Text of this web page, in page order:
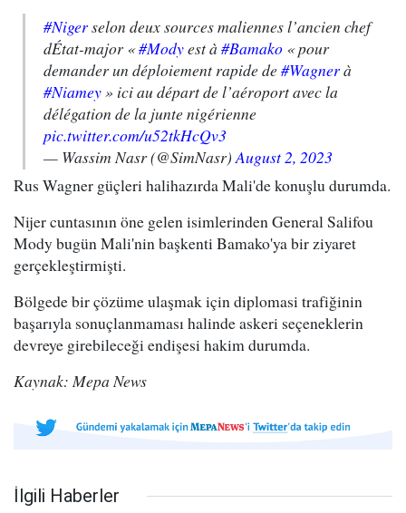
#Nigerselon deux sources maliennes l’ancien chef
dÉtat-major «#Modyest à #Bamako « pour
demander un déploiement rapide de#Wagnerà
#Niamey» ici au départ de l’aéroport avec la
délégation de la junte nigérienne
pic.twitter.com/u52tkHcQv3
— Wassim Nasr (@SimNasr)August 2, 2023
Rus Wagner güçleri halihazırda Mali'de konuşlu durumda.
Nijer cuntasının öne gelen isimlerinden General Salifou
Mody bugün Mali'nin başkenti Bamako'ya bir ziyaret
gerçekleştirmişti.
Bölgede bir çözüme ulaşmak için diplomasi trafiğinin
başarıyla sonuçlanmaması halinde askeri seçeneklerin
devreye girebileceği endişesi hakim durumda.
Kaynak: Mepa News
İlgili Haberler